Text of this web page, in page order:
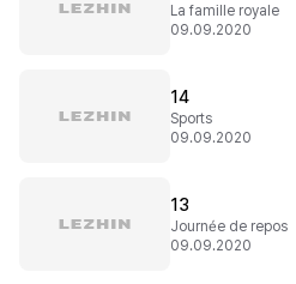
La famille royale
09.09.2020
14
Sports
09.09.2020
13
Journée de repos
09.09.2020